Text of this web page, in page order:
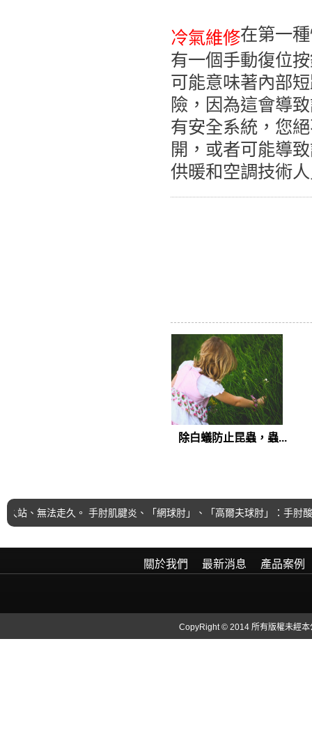
冷氣維修在第一
有一個手動復位
可能意味著內部
險，因為這會導
有安全系統，您
開，或者可能導
供暖和空調技術
除白蟻防止昆蟲，蟲...
法走久。 手肘肌腱炎、「網球肘」、「高爾夫球肘」：手肘酸
關於我們 最新消息 產品案例
CopyRight © 2014 所有版權未經